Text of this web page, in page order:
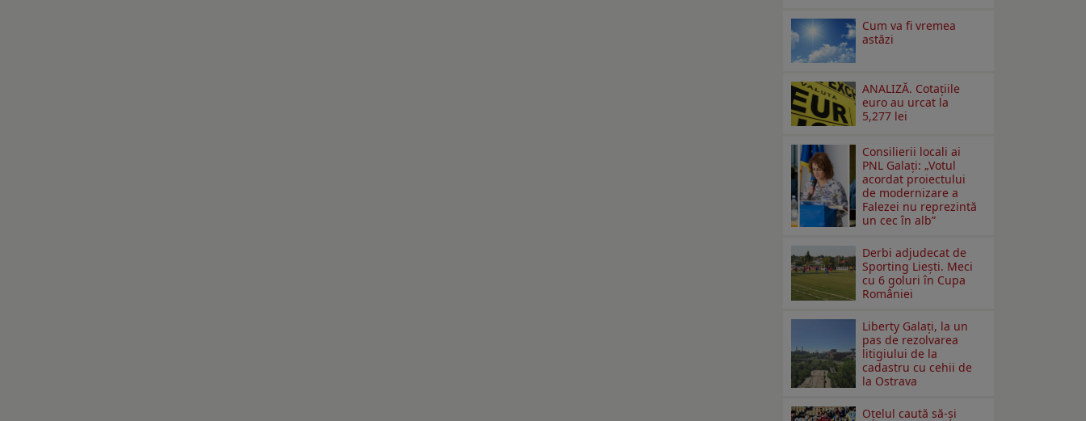
Cum va fi vremea
astăzi
ANALIZĂ. Cotațiile
euro au urcat la
5,277 lei
Consilierii locali ai
PNL Galaţi: „Votul
acordat proiectului
de modernizare a
Falezei nu reprezintă
un cec în alb”
Derbi adjudecat de
Sporting Liești. Meci
cu 6 goluri în Cupa
României
Liberty Galați, la un
pas de rezolvarea
litigiului de la
cadastru cu cehii de
la Ostrava
Oțelul caută să-și